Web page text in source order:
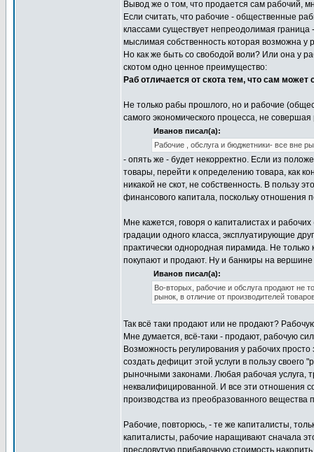
Вывод же о том, что продается сам рабочий,
Если считать, что рабочие - общественные
классами существует непреодолимая
мыслимая собственность которая возможна у
Но как же быть со свободой воли? Или она у
скотом одно ценное преимущество:
Раб отличается от скота тем, что сам
Не только рабы прошлого, но и рабочие
самого экономического процесса, не
Иванов писал(а):
Рабочие , обслуга и бюджетники- все вне
- опять же - будет некорректно. Если из
товары, перейти к определению товара, как
никакой не скот, не собственность. В пользу
финансового капитала, поскольку отношения
Мне кажется, говоря о капиталистах и
градации одного класса, эксплуатирующие
практически однородная пирамида. Не
покупают и продают. Ну и банкиры на вершине
Иванов писал(а):
Во-вторых, рабочие и обслуга продают не
рынок, в отличие от производителей
Так всё таки продают или не продают?
Мне думается, всё-таки - продают, рабочую
Возможность регулирования у рабочих
создать дефицит этой услуги в пользу своего
рыночными законами. Любая рабочая услуга,
неквалифицированной. И все эти отношения
производства из преобразованного вещества
Рабочие, повторюсь, - те же капиталисты,
капиталисты, рабочие наращивают сначала
пресловутую прибавочную стоимость